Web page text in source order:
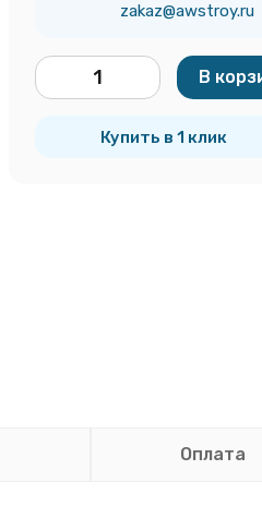
zakaz@awstroy.ru
В
Купить в 1 клик
Оплата